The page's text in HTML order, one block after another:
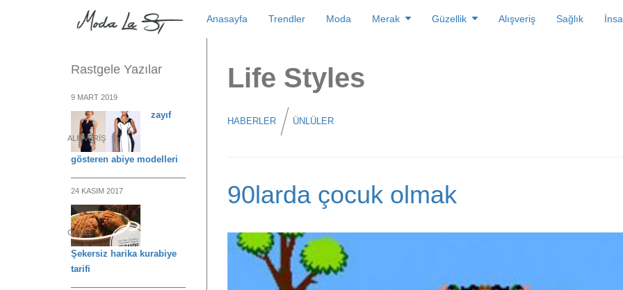
to
content
Anasayfa Trendler Moda Merak Güzellik Alışveriş Sağlık
Life Styles
HABERLER ÜNLÜLER
90larda çocuk olmak
Rastgele Yazılar
9 MART 2019
ALIŞVERIŞ
zayıf
gösteren abiye modelleri
24 KASIM 2017
GENEL
Şekersiz harika kurabiye
tarifi